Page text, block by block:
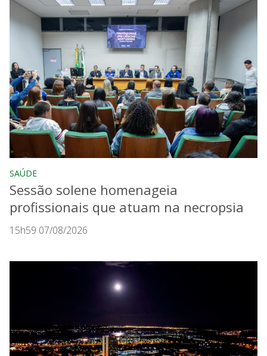
SAÚDE
Sessão solene homenageia
profissionais que atuam na necropsia
15h59 07/08/2026